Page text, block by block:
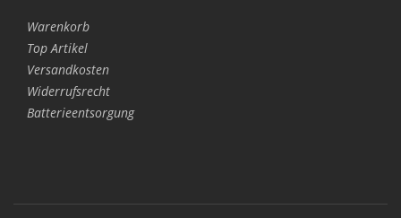
Warenkorb
Top Artikel
Versandkosten
Widerrufsrecht
Batterieentsorgung